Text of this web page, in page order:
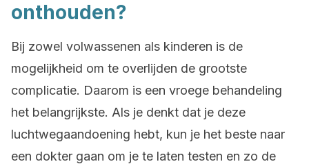
onthouden?
Bij zowel volwassenen als kinderen is de
mogelijkheid om te overlijden de grootste
complicatie. Daarom is een vroege behandeling
het belangrijkste. Als je denkt dat je deze
luchtwegaandoening hebt, kun je het beste naar
een dokter gaan om je te laten testen en zo de